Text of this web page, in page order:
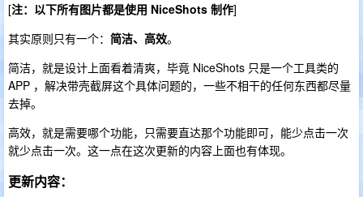
[注：以下所有图片都是使用 NiceShots 制作]
其实原则只有一个： 简洁、高效。
简洁，就是设计上面看着清爽，毕竟 NiceShots 只是一个工具类的
APP ，解决带壳截屏这个具体问题的，一些不相干的任何东西都尽量
去掉。
高效，就是需要哪个功能，只需要直达那个功能即可，能少点击一次
就少点击一次。这一点在这次更新的内容上面也有体现。
更新内容：